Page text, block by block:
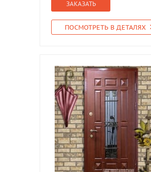
ЗАКАЗАТЬ
ПОСМОТРЕТЬ В ДЕТАЛЯХ